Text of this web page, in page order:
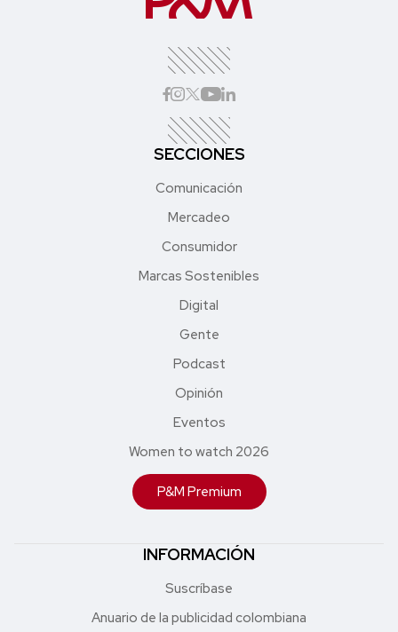
SECCIONES
Comunicación
Mercadeo
Consumidor
Marcas Sostenibles
Digital
Gente
Podcast
Opinión
Eventos
Women to watch 2026
P&M Premium
INFORMACIÓN
Suscríbase
Anuario de la publicidad colombiana